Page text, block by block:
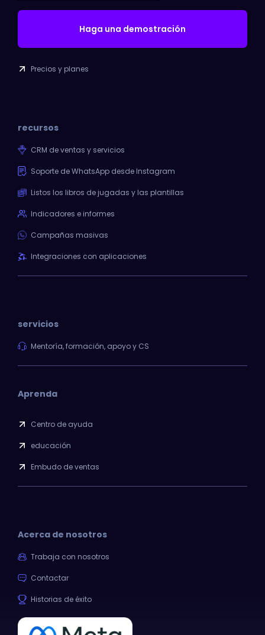
Haga una demostración
Precios y planes
recursos
CRM de ventas y servicios
Soporte de WhatsApp desde Instagram
Listos los libros de jugadas y las plantillas
Indicadores e informes
Campañas masivas
Integraciones con aplicaciones
servicios
Mentoría, formación, apoyo y CS
Aprenda
Centro de ayuda
educación
Embudo de ventas
Acerca de nosotros
Trabaja con nosotros
Contactar
Historias de éxito